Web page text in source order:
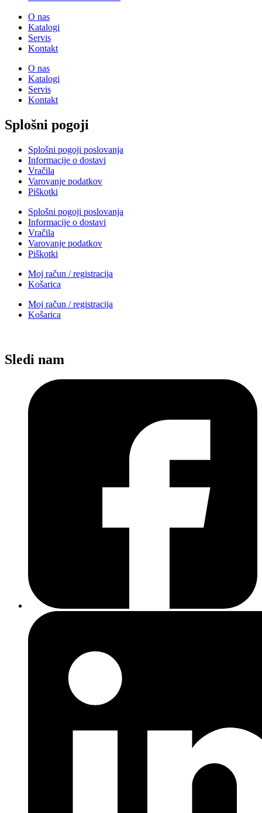
O nas
Katalogi
Servis
Kontakt
O nas
Katalogi
Servis
Kontakt
Splošni pogoji
Splošni pogoji poslovanja
Informacije o dostavi
Vračila
Varovanje podatkov
Piškotki
Splošni pogoji poslovanja
Informacije o dostavi
Vračila
Varovanje podatkov
Piškotki
Moj račun / registracija
Košarica
Moj račun / registracija
Košarica
Sledi nam